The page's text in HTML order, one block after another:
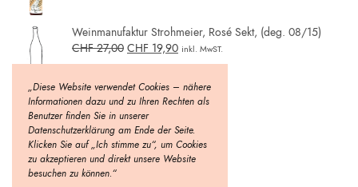
Weinmanufaktur Strohmeier, Rosé Sekt, (deg. 08/15)
CHF27,00 CHF 19,90 inkl. MwST.
„Diese Website verwendet Cookies – nähere
Informationen dazu und zu Ihren Rechten als
Benutzer finden Sie in unserer
Datenschutzerklärung am Ende der Seite.
Klicken Sie auf „Ich stimme zu“, um Cookies
zu akzeptieren und direkt unsere Website
besuchen zu können.“